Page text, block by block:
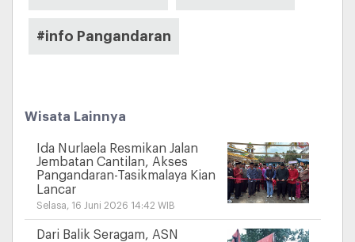
#info Pangandaran
Wisata Lainnya
Ida Nurlaela Resmikan Jalan
Jembatan Cantilan, Akses
Pangandaran-Tasikmalaya Kian
Lancar
Selasa, 16 Juni 2026 14:42 WIB
Dari Balik Seragam, ASN